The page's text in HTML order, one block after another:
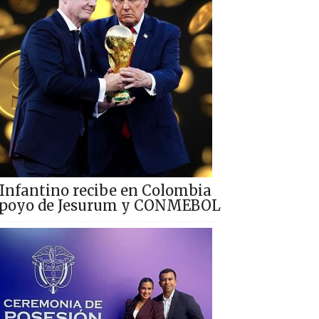
Infantino recibe en Colombia
de Jesurum y CONMEBOL